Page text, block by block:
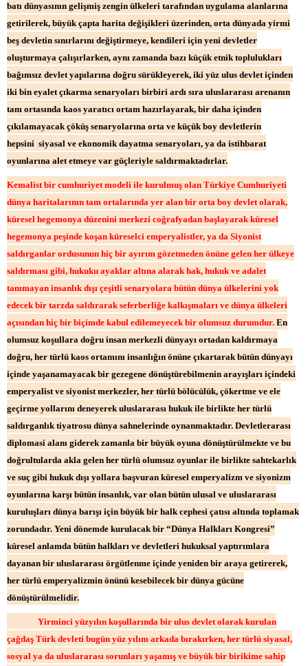
batı dünyasının gelişmiş zengin ülkeleri tarafından uygulama alanlarına
getirilerek, büyük çapta harita değişikleri üzerinden, orta dünyada yirmi
beş devletin sınırlarını değiştirmeye, kendileri için yeni devletler
oluşturmaya çalışırlarken, aynı zamanda bazı küçük etnik toplulukları
bağımsız devlet yapılarına doğru sürükleyerek, iki yüz ulus devlet içinden
iki bin eyalet çıkarma senaryoları birbiri ardı sıra uluslararası arenanın
tam ortasında kaos yaratıcı ortam hazırlayarak, bir daha içinden
çıkılamayacak çöküş senaryolarına orta ve küçük boy devletlerin
hepsini siyasal ve ekonomik dayatma senaryoları, ya da istihbarat
oyunlarına alet etmeye var güçleriyle saldırmaktadırlar.
Kemalist bir cumhuriyet modeli ile kurulmuş olan Türkiye Cumhuriyeti
dünya haritalarının tam ortalarında yer alan bir orta boy devlet olarak,
küresel hegemonya düzenini merkezi coğrafyadan başlayarak küresel
hegemonya peşinde koşan küreselci emperyalistler, ya da Siyonist
saldırganlar ordusunun hiç bir ayırım gözetmeden önüne gelen her ülkeye
saldırması gibi, hukuku ayaklar altına alarak hak, hukuk ve adalet
tanımayan insanlık dışı çeşitli senaryolara bütün dünya ülkelerini yok
edecek bir tarzda saldırarak seferberliğe kalkışmaları ve dünya ülkeleri
açısından hiç bir biçimde kabul edilemeyecek bir olumsuz durumdur. En
olumsuz koşullara doğru insan merkezli dünyayı ortadan kaldırmaya
doğru, her türlü kaos ortamını insanlığın önüne çıkartarak bütün dünyayı
içinde yaşanamayacak bir gezegene dönüştürebilmenin arayışları içindeki
emperyalist ve siyonist merkezler, her türlü bölücülük, çökertme ve ele
geçirme yollarını deneyerek uluslararası hukuk ile birlikte her türlü
saldırganlık tiyatrosu dünya sahnelerinde oynanmaktadır. Devletlerarası
diplomasi alanı giderek zamanla bir büyük oyuna dönüştürülmekte ve bu
doğrultularda akla gelen her türlü olumsuz oyunlar ile birlikte sahtekarlık
ve suç gibi hukuk dışı yollara başvuran küresel emperyalizm ve siyonizm
oyunlarına karşı bütün insanlık, var olan bütün ulusal ve uluslararası
kuruluşları dünya barışı için büyük bir halk cephesi çatısı altında toplamak
zorundadır. Yeni dönemde kurulacak bir “Dünya Halkları Kongresi”
küresel anlamda bütün halkları ve devletleri hukuksal yaptırımlara
dayanan bir uluslararası örgütlenme içinde yeniden bir araya getirerek,
her türlü emperyalizmin önünü kesebilecek bir dünya gücüne
dönüştürülmelidir.
Yirminci yüzyılın koşullarında bir ulus devlet olarak kurulan
çağdaş Türk devleti bugün yüz yılını arkada bırakırken, her türlü siyasal,
sosyal ya da uluslararası sorunları yaşamış ve büyük bir birikime sahip